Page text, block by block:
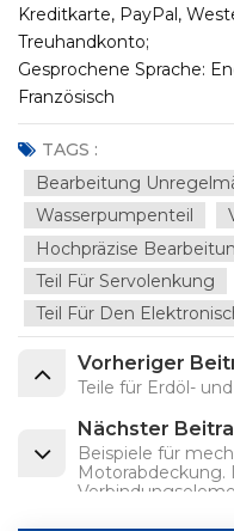
Kreditkarte, PayPal,
Treuhandkonto;
Gesprochene Sprache:
Französisch
TAGS :
Bearbeitung
Wasserpumpenteil
Hochpräzise
Teil Für Servolenkung
Teil Für Den
Vorheriger
Teile für Erdöl-
Nächster
Beispiele für